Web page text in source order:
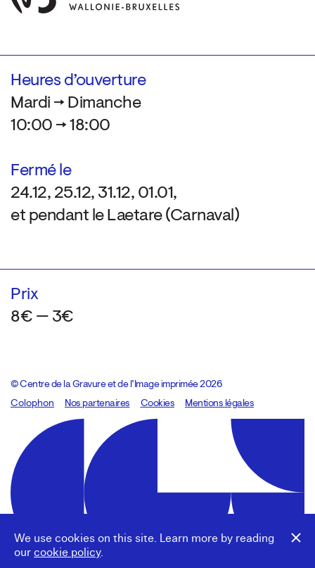
We use cookies on this site. Learn more by reading
our cookie policy.
Heures d’ouverture
Mardi → Dimanche
10:00 → 18:00
Fermé le
24.12, 25.12, 31.12, 01.01,
et pendant le Laetare (Carnaval)
Prix
8€ — 3€
© Centre de la Gravure et de l’Image imprimée 2026
Colophon
Design:Marcel Kaczmarek, code:8080.studio
Nos partenaires Cookies Mentions légales